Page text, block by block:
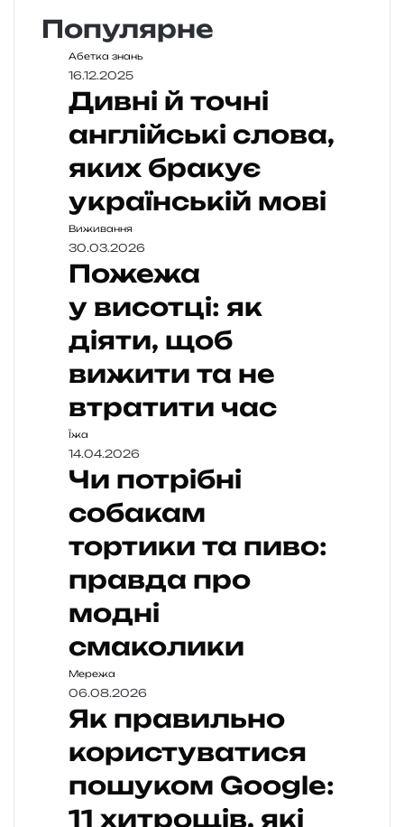
Популярне
Абетка знань
16.12.2025
Дивні й точні
англійські слова,
яких бракує
українській мові
Виживання
30.03.2026
Пожежа
у висотці: як
діяти, щоб
вижити та не
втратити час
Їжа
14.04.2026
Чи потрібні
собакам
тортики та пиво:
правда про
модні
смаколики
Мережа
06.08.2026
Як правильно
користуватися
пошуком Google:
11 хитрощів, які